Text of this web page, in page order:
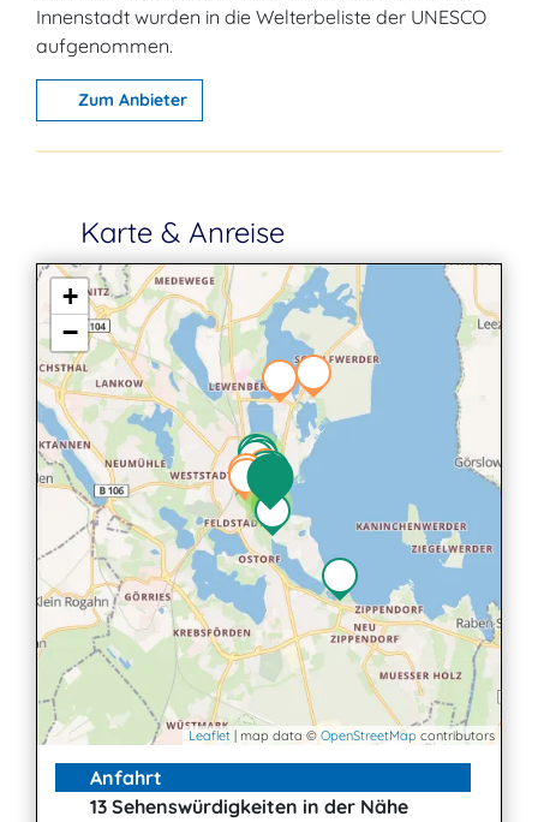
Innenstadt wurden in die Welterbeliste der UNESCO
aufgenommen.
Zum Anbieter
Karte & Anreise
2
2
2
+
−
Leaflet | map data © OpenStreetMap contributors
Anfahrt
13 Sehenswürdigkeiten in der Nähe